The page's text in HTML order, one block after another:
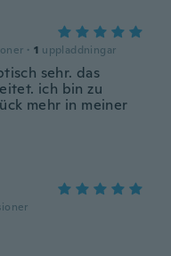
· 1 uppladdningar
sehr. das
ich bin zu
mehr in meiner